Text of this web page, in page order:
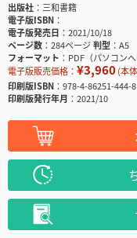
出版社
三和書籍
電子版ISBN
電子版発売日
2021/10/18
ページ数
284ページ判型
A5
フォーマット
PDF（パソコン
電子版販売価格： ¥3,960(本
印刷版ISBN
978-4-86251-444-8
印刷版発行年月
2021/10